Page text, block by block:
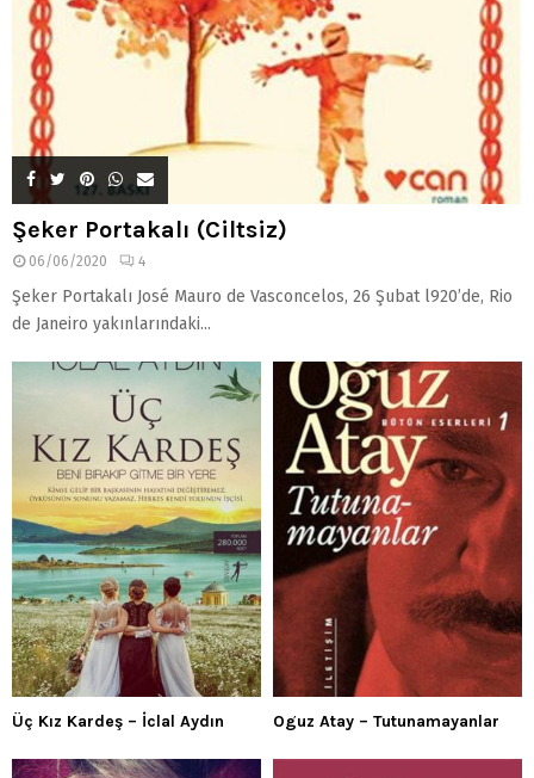
Şeker Portakalı (Ciltsiz)
06/06/2020 4
Şeker Portakalı José Mauro de Vasconcelos, 26 Şubat l920’de, Rio
de Janeiro yakınlarındaki...
Üç Kız Kardeş – İclal Aydın Oguz Atay – Tutunamayanlar